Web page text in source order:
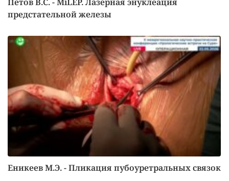
предстательной железы
Еникеев М.Э. - Пликация пубоуретральных связок